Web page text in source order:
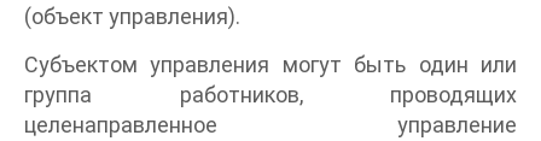
(объект управления).
Субъектом управления могут быть один или
группа работников, проводящих
целенаправленное управление